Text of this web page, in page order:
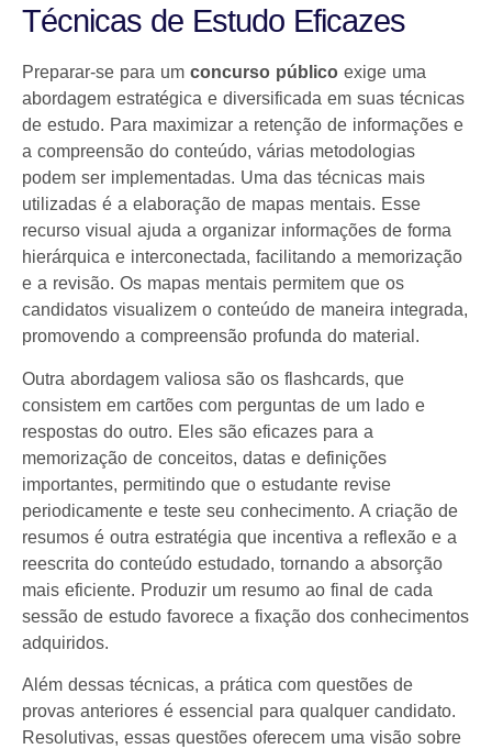
Técnicas de Estudo Eficazes
Preparar-se para um concurso público exige uma
abordagem estratégica e diversificada em suas técnicas
de estudo. Para maximizar a retenção de informações e
a compreensão do conteúdo, várias metodologias
podem ser implementadas. Uma das técnicas mais
utilizadas é a elaboração de mapas mentais. Esse
recurso visual ajuda a organizar informações de forma
hierárquica e interconectada, facilitando a memorização
e a revisão. Os mapas mentais permitem que os
candidatos visualizem o conteúdo de maneira integrada,
promovendo a compreensão profunda do material.
Outra abordagem valiosa são os flashcards, que
consistem em cartões com perguntas de um lado e
respostas do outro. Eles são eficazes para a
memorização de conceitos, datas e definições
importantes, permitindo que o estudante revise
periodicamente e teste seu conhecimento. A criação de
resumos é outra estratégia que incentiva a reflexão e a
reescrita do conteúdo estudado, tornando a absorção
mais eficiente. Produzir um resumo ao final de cada
sessão de estudo favorece a fixação dos conhecimentos
adquiridos.
Além dessas técnicas, a prática com questões de
provas anteriores é essencial para qualquer candidato.
Resolutivas, essas questões oferecem uma visão sobre